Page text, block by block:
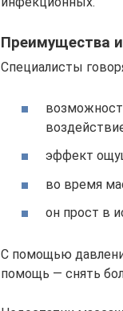
Преимущества
Специалисты
эффект
во время
он прост в
С помощью
помощь — снять